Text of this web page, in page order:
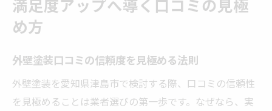
満足度アップへ導く口コミの見極
め方
外壁塗装口コミの信頼度を見極める法則
外壁塗装を愛知県津島市で検討する際、口コミの信頼性
を見極めることは業者選びの第一歩です。なぜなら、実